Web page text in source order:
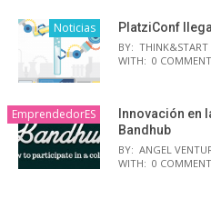
Noticias PlatziConf
BY: THINK&START
WITH: 0
EmprendedorES
Innovación en
Bandhub
BY: ANGEL
WITH: 0